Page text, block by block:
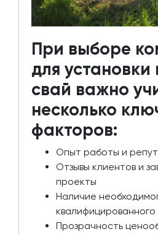
При выборе
для установки
свай важно
несколько
факторов:
Опыт работы и
Отзывы клиентов и
проекты
Наличие
Прозрачность